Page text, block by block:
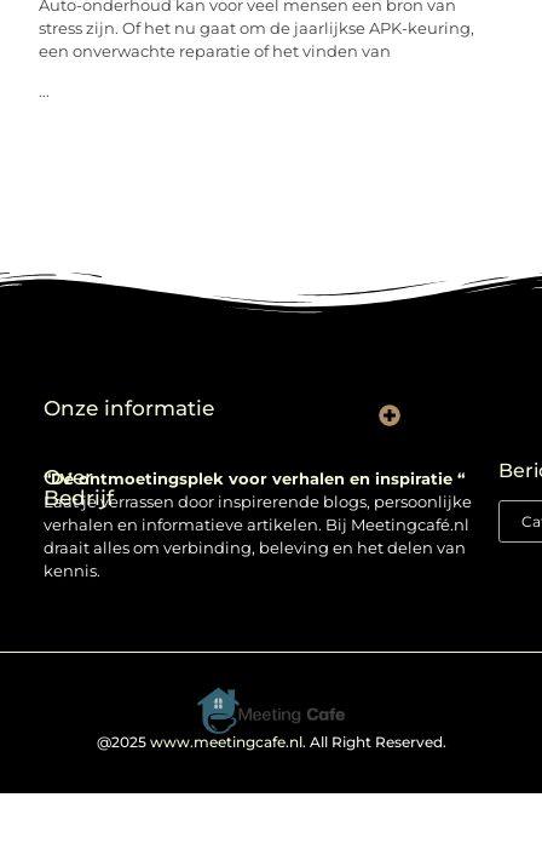
Auto-onderhoud kan voor veel mensen een bron van
stress zijn. Of het nu gaat om de jaarlijkse APK-keuring,
een onverwachte reparatie of het vinden van
...
Over
Bedrijf
“Dé ontmoetingsplek voor verhalen en inspiratie “
Laat je verrassen door inspirerende blogs, persoonlijke
verhalen en informatieve artikelen. Bij Meetingcafé.nl
draait alles om verbinding, beleving en het delen van
kennis.
Onze informatie
@2025 www.meetingcafe.nl. All Right Reserved.